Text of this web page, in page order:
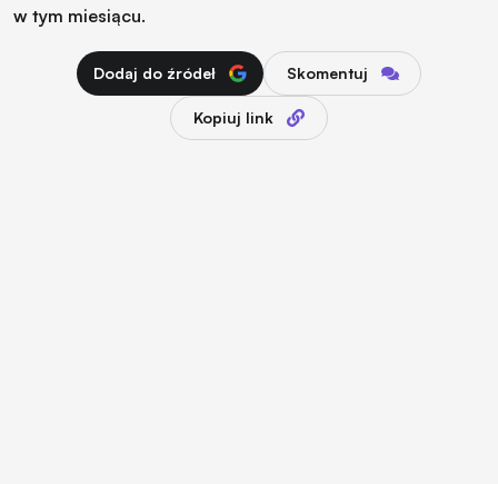
w tym miesiącu.
Dodaj do źródeł Skomentuj
Kopiuj link